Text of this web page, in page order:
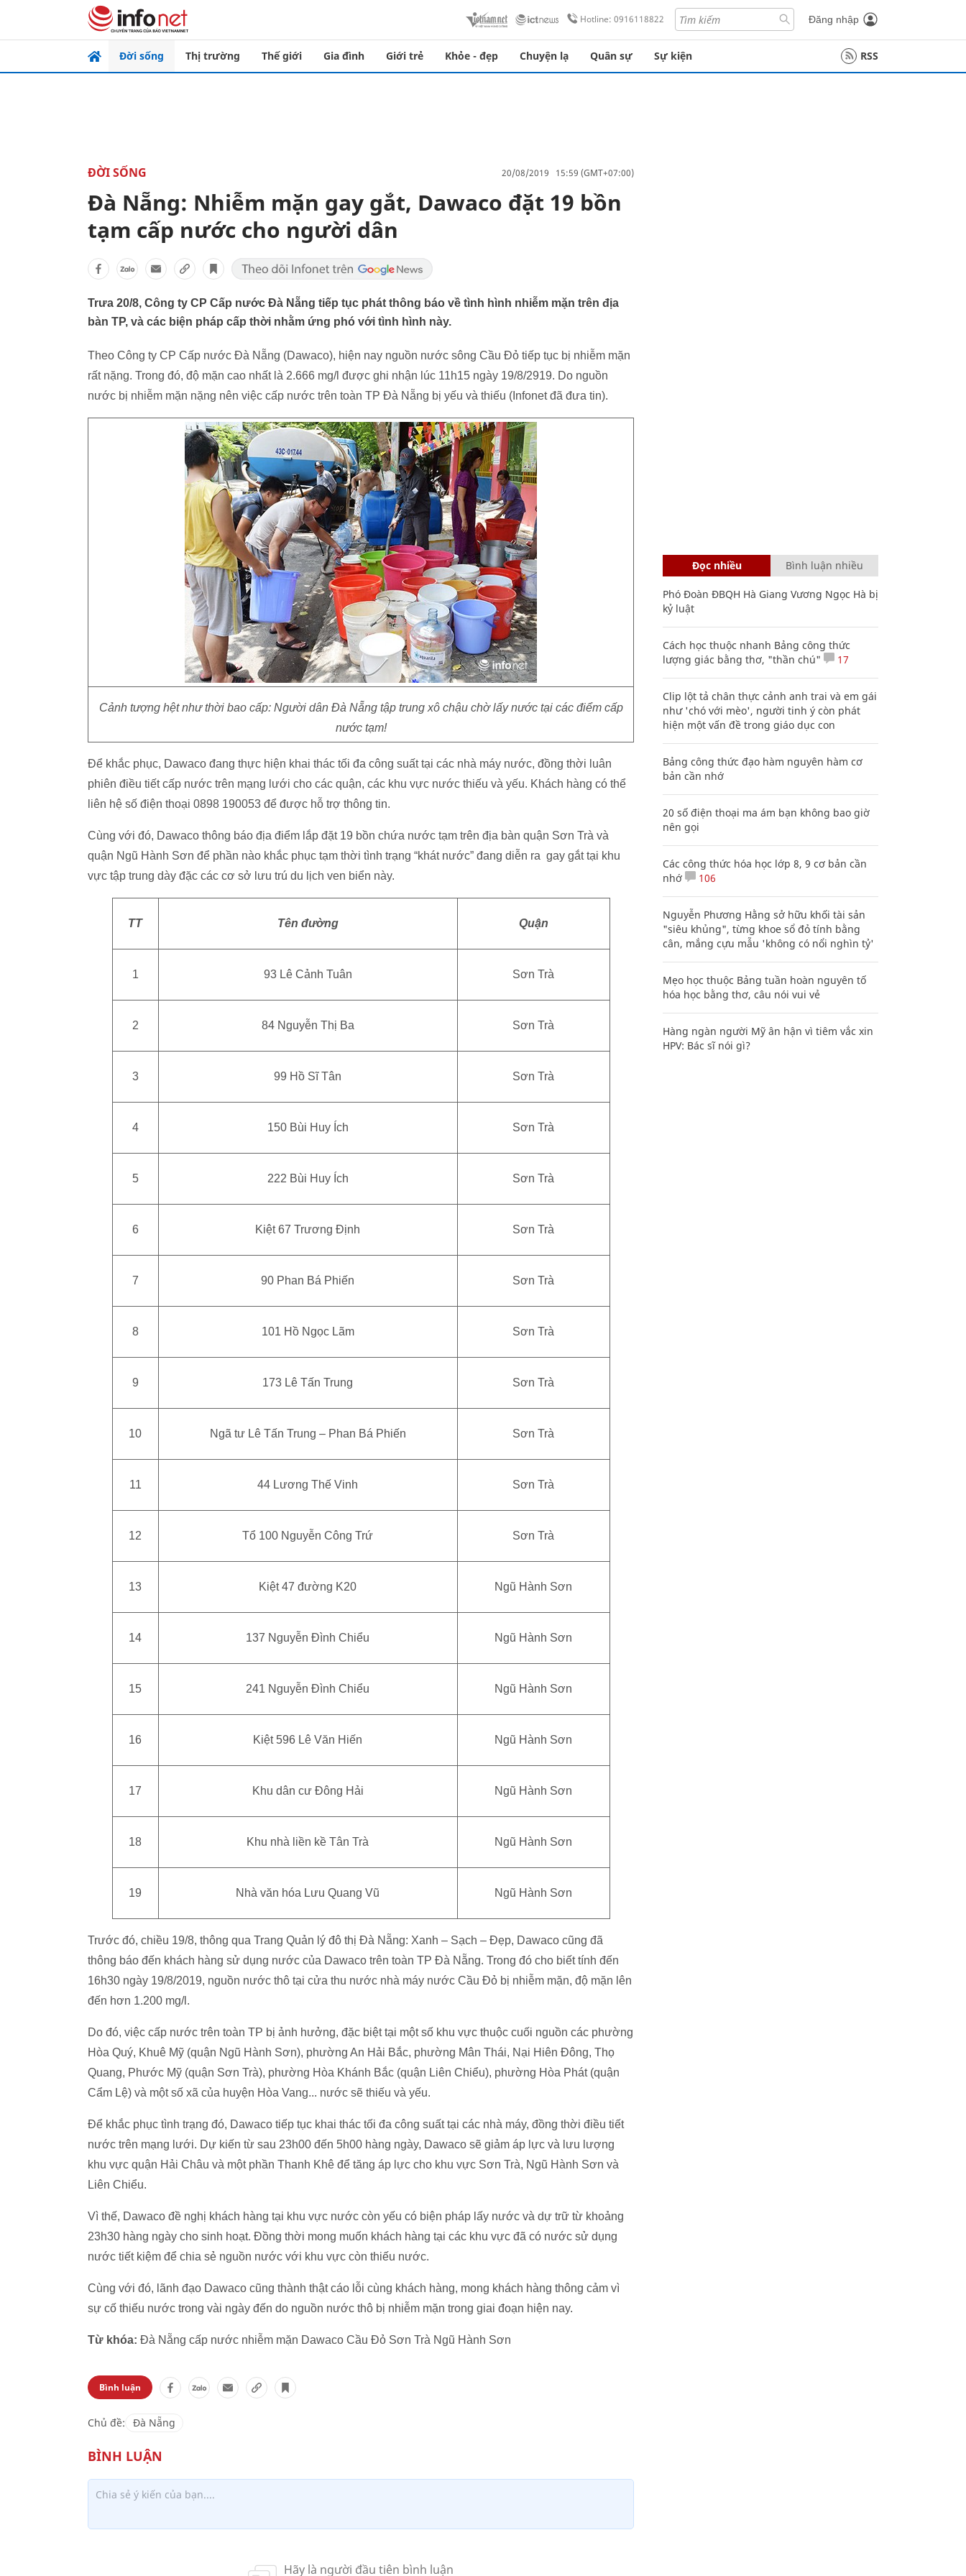
Hotline: 0916118822 Đăng nhập
Đời sống Thị trường Thế giới Gia đình Giới trẻ Khỏe - đẹp Chuyện lạ Quân sự Sự kiện RSS
ĐỜI SỐNG 20/08/2019 15:59 (GMT+07:00)
Đà Nẵng: Nhiễm mặn gay gắt, Dawaco đặt 19 bồn
tạm cấp nước cho người dân
Trưa 20/8, Công ty CP Cấp nước Đà Nẵng tiếp tục phát thông báo về tình hình nhiễm mặn trên địa
bàn TP, và các biện pháp cấp thời nhằm ứng phó với tình hình này.
Theo Công ty CP Cấp nước Đà Nẵng (Dawaco), hiện nay nguồn nước sông Cầu Đỏ tiếp tục bị nhiễm mặn
rất nặng. Trong đó, độ mặn cao nhất là 2.666 mg/l được ghi nhận lúc 11h15 ngày 19/8/2919. Do nguồn
nước bị nhiễm mặn nặng nên việc cấp nước trên toàn TP Đà Nẵng bị yếu và thiếu (Infonet đã đưa tin).
Cảnh tượng hệt như thời bao cấp: Người dân Đà Nẵng tập trung xô chậu chờ lấy nước tại các điểm cấp
nước tạm!
Để khắc phục, Dawaco đang thực hiện khai thác tối đa công suất tại các nhà máy nước, đồng thời luân
phiên điều tiết cấp nước trên mạng lưới cho các quận, các khu vực nước thiếu và yếu. Khách hàng có thể
liên hệ số điện thoại 0898 190053 để được hỗ trợ thông tin.
Cùng với đó, Dawaco thông báo địa điểm lắp đặt 19 bồn chứa nước tạm trên địa bàn quận Sơn Trà và
quận Ngũ Hành Sơn để phần nào khắc phục tạm thời tình trạng “khát nước” đang diễn ra gay gắt tại khu
vực tập trung dày đặc các cơ sở lưu trú du lịch ven biển này.
TT Tên đường Quận
1 93 Lê Cảnh Tuân Sơn Trà
2 84 Nguyễn Thị Ba Sơn Trà
3 99 Hồ Sĩ Tân Sơn Trà
4 150 Bùi Huy Ích Sơn Trà
5 222 Bùi Huy Ích Sơn Trà
6 Kiệt 67 Trương Định Sơn Trà
7 90 Phan Bá Phiến Sơn Trà
8 101 Hồ Ngọc Lãm Sơn Trà
9 173 Lê Tấn Trung Sơn Trà
10 Ngã tư Lê Tấn Trung – Phan Bá Phiến Sơn Trà
11 44 Lương Thế Vinh Sơn Trà
12 Tổ 100 Nguyễn Công Trứ Sơn Trà
13 Kiệt 47 đường K20 Ngũ Hành Sơn
14 137 Nguyễn Đình Chiểu Ngũ Hành Sơn
15 241 Nguyễn Đình Chiểu Ngũ Hành Sơn
16 Kiệt 596 Lê Văn Hiến Ngũ Hành Sơn
17 Khu dân cư Đông Hải Ngũ Hành Sơn
18 Khu nhà liền kề Tân Trà Ngũ Hành Sơn
19 Nhà văn hóa Lưu Quang Vũ Ngũ Hành Sơn
Trước đó, chiều 19/8, thông qua Trang Quản lý đô thị Đà Nẵng: Xanh – Sạch – Đẹp, Dawaco cũng đã
thông báo đến khách hàng sử dụng nước của Dawaco trên toàn TP Đà Nẵng. Trong đó cho biết tính đến
16h30 ngày 19/8/2019, nguồn nước thô tại cửa thu nước nhà máy nước Cầu Đỏ bị nhiễm mặn, độ mặn lên
đến hơn 1.200 mg/l.
Do đó, việc cấp nước trên toàn TP bị ảnh hưởng, đặc biệt tại một số khu vực thuộc cuối nguồn các phường
Hòa Quý, Khuê Mỹ (quận Ngũ Hành Sơn), phường An Hải Bắc, phường Mân Thái, Nại Hiên Đông, Thọ
Quang, Phước Mỹ (quận Sơn Trà), phường Hòa Khánh Bắc (quận Liên Chiểu), phường Hòa Phát (quận
Cẩm Lệ) và một số xã của huyện Hòa Vang... nước sẽ thiếu và yếu.
Để khắc phục tình trạng đó, Dawaco tiếp tục khai thác tối đa công suất tại các nhà máy, đồng thời điều tiết
nước trên mạng lưới. Dự kiến từ sau 23h00 đến 5h00 hàng ngày, Dawaco sẽ giảm áp lực và lưu lượng
khu vực quận Hải Châu và một phần Thanh Khê để tăng áp lực cho khu vực Sơn Trà, Ngũ Hành Sơn và
Liên Chiểu.
Vì thế, Dawaco đề nghị khách hàng tại khu vực nước còn yếu có biện pháp lấy nước và dự trữ từ khoảng
23h30 hàng ngày cho sinh hoạt. Đồng thời mong muốn khách hàng tại các khu vực đã có nước sử dụng
nước tiết kiệm để chia sẻ nguồn nước với khu vực còn thiếu nước.
Cùng với đó, lãnh đạo Dawaco cũng thành thật cáo lỗi cùng khách hàng, mong khách hàng thông cảm vì
sự cố thiếu nước trong vài ngày đến do nguồn nước thô bị nhiễm mặn trong giai đoạn hiện nay.
Từ khóa: Đà Nẵng cấp nước nhiễm mặn Dawaco Cầu Đỏ Sơn Trà Ngũ Hành Sơn
Bình luận
Chủ đề: Đà Nẵng
Đọc nhiều Bình luận nhiều
Phó Đoàn ĐBQH Hà Giang Vương Ngọc Hà bị
kỷ luật
Cách học thuộc nhanh Bảng công thức
lượng giác bằng thơ, "thần chú"
17
Clip lột tả chân thực cảnh anh trai và em gái
như 'chó với mèo', người tinh ý còn phát
hiện một vấn đề trong giáo dục con
Bảng công thức đạo hàm nguyên hàm cơ
bản cần nhớ
20 số điện thoại ma ám bạn không bao giờ
nên gọi
Các công thức hóa học lớp 8, 9 cơ bản cần
nhớ
106
Nguyễn Phương Hằng sở hữu khối tài sản
"siêu khủng", từng khoe sổ đỏ tính bằng
cân, mắng cựu mẫu 'không có nổi nghìn tỷ'
Mẹo học thuộc Bảng tuần hoàn nguyên tố
hóa học bằng thơ, câu nói vui vẻ
Hàng ngàn người Mỹ ân hận vì tiêm vắc xin
HPV: Bác sĩ nói gì?